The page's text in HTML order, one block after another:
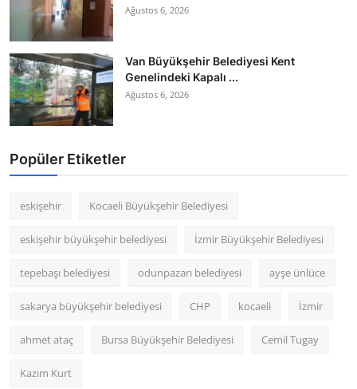
Ağustos 6, 2026
Van Büyükşehir Belediyesi Kent
Genelindeki Kapalı ...
Ağustos 6, 2026
Popüler Etiketler
eskişehir Kocaeli Büyükşehir Belediyesi
eskişehir büyükşehir belediyesi İzmir Büyükşehir Belediyesi
tepebaşı belediyesi odunpazarı belediyesi ayşe ünlüce
sakarya büyükşehir belediyesi CHP kocaeli İzmir
ahmet ataç Bursa Büyükşehir Belediyesi Cemil Tugay
Kazım Kurt